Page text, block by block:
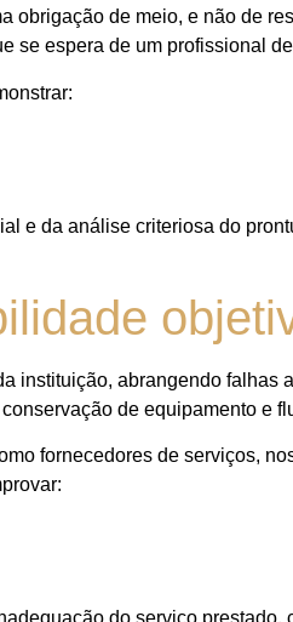
obrigação de meio, e não de
se espera de um profissional
e da análise criteriosa do
instituição, abrangendo falhas
de equipamento e
fornecedores de serviços,